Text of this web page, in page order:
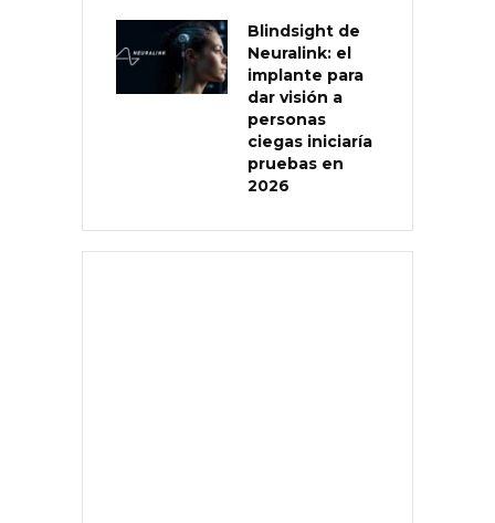
Blindsight de
Neuralink: el
implante para
dar visión a
personas
ciegas iniciaría
pruebas en
2026